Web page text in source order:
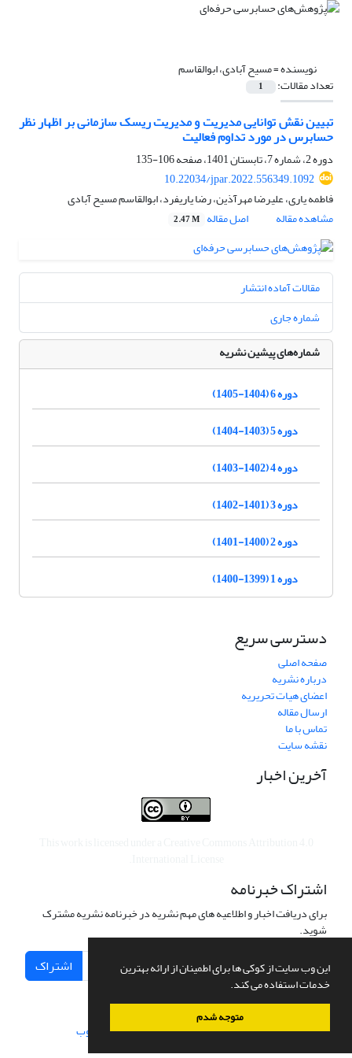
این وب سایت از کوکی ها برای اطمینان از ارائه بهترین
خدمات استفاده می کند.
متوجه شدم
نویسنده =مسیح آبادی، ابوالقاسم
تعداد مقالات: 1
تبیین نقش توانایی مدیریت و مدیریت ریسک سازمانی بر اظهار نظر
حسابرس در مورد تداوم فعالیت
دوره 2، شماره 7، تابستان 1401، صفحه
106-135
10.22034/jpar.2022.556349.1092
فاطمه یاری، علیرضا مهرآذین، رضا یاریفرد، ابوالقاسم مسیح آبادی
مشاهده مقاله
اصل مقاله 2.47 M
مقالات آماده انتشار
شماره جاری
شماره‌های پیشین نشریه
دوره 6 (1404-1405)
دوره 5 (1403-1404)
دوره 4 (1402-1403)
دوره 3 (1401-1402)
دوره 2 (1400-1401)
دوره 1 (1399-1400)
دسترسی سریع
صفحه اصلی
درباره نشریه
اعضای هیات تحریریه
ارسال مقاله
تماس با ما
نقشه سایت
آخرین اخبار
اشتراک خبرنامه
برای دریافت اخبار و اطلاعیه های مهم نشریه در خبرنامه نشریه مشترک
شوید.
اشتراک
سامانه مدیریت نشریات علمی.طراحی و پیاده سازی از سیناوب